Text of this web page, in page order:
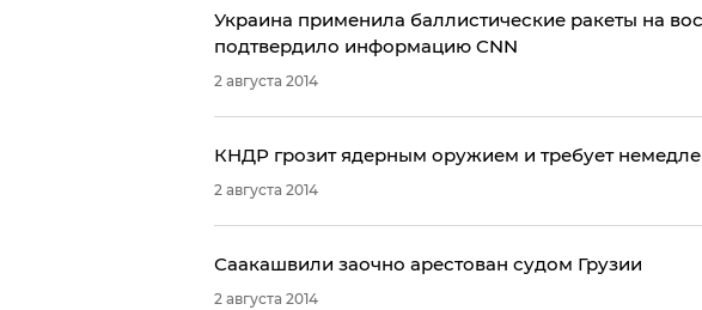
Украина применила баллистические ракеты на
подтвердило информацию CNN
2 августа 2014
КНДР грозит ядерным оружием и требует
2 августа 2014
Саакашвили заочно арестован судом Грузии
2 августа 2014